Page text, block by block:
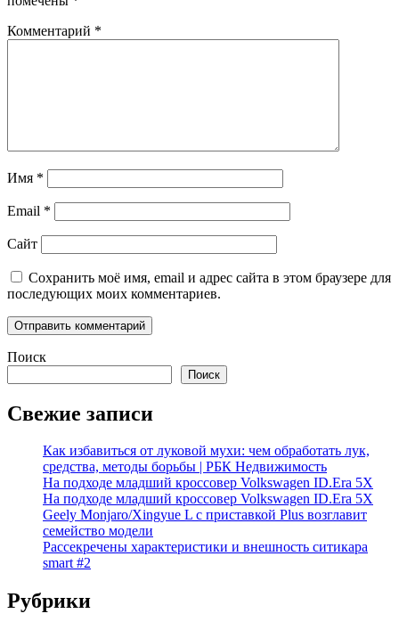
Комментарий *
Имя *
Email *
Сайт
Сохранить моё имя, email и адрес сайта в этом браузере для
последующих моих комментариев.
Поиск
Поиск
Свежие записи
Как избавиться от луковой мухи: чем обработать лук,
средства, методы борьбы | РБК Недвижимость
На подходе младший кроссовер Volkswagen ID.Era 5X
На подходе младший кроссовер Volkswagen ID.Era 5X
Geely Monjaro/Xingyue L с приставкой Plus возглавит
семейство модели
Рассекречены характеристики и внешность ситикара
smart #2
Рубрики